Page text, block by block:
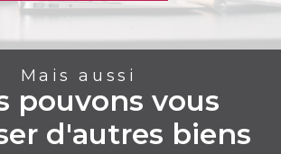
Mais aussi
pouvons vous
d'autres biens